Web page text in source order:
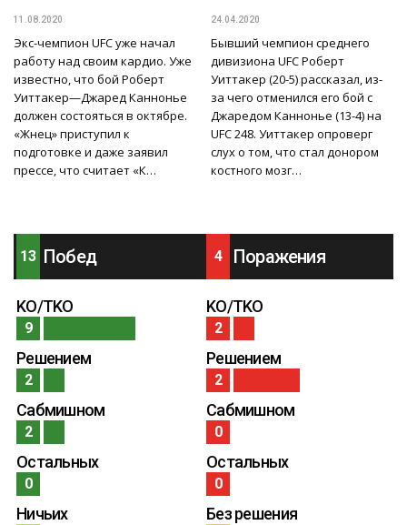
11.08.2020
Экс-чемпион UFC уже начал
работу над своим кардио. Уже
известно, что бой Роберт
Уиттакер—Джаред Каннонье
должен состояться в октябре.
«Жнец» приступил к
подготовке и даже заявил
прессе, что считает «К…
24.04.2020
Бывший чемпион среднего
дивизиона UFC Роберт
Уиттакер (20-5) рассказал, из-
за чего отменился его бой с
Джаредом Каннонье (13-4) на
UFC 248. Уиттакер опроверг
слух о том, что стал донором
костного мозг…
13 Побед
KO/TKO
9
Решением
2
Сабмишном
2
Остальных
0
Ничьих
4 Поражения
KO/TKO
2
Решением
2
Сабмишном
0
Остальных
0
Без решения